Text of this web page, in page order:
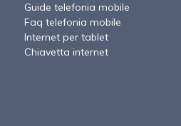
Guide telefonia mobile
Faq telefonia mobile
Internet per tablet
Chiavetta internet